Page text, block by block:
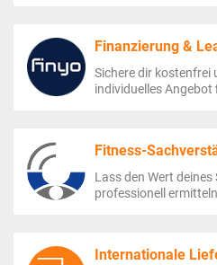
Finanzierung &
Sichere dir kostenfrei
individuelles Angebot
Fitness-
Lass den Wert
professionell
Internationale